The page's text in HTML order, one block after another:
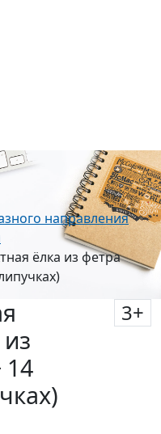
направления
ёлка из фетра
14
3+